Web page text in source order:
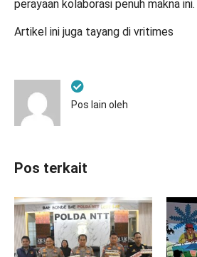
perayaan kolaborasi penuh makna ini.
Artikel ini juga tayang di vritimes
Pos lain oleh
Pos terkait